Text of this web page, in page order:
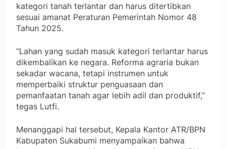
kategori tanah terlantar dan harus ditertibkan
sesuai amanat Peraturan Pemerintah Nomor 48
Tahun 2025.
“Lahan yang sudah masuk kategori terlantar harus
dikembalikan ke negara. Reforma agraria bukan
sekadar wacana, tetapi instrumen untuk
memperbaiki struktur penguasaan dan
pemanfaatan tanah agar lebih adil dan produktif,”
tegas Lutfi.
Menanggapi hal tersebut, Kepala Kantor ATR/BPN
Kabupaten Sukabumi menyampaikan bahwa